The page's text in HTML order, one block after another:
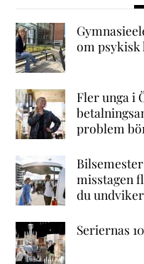
om psykisk
Fler unga i
problem
misstagen
du
Seriernas